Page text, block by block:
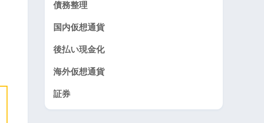
債務整理
国内仮想通貨
後払い現金化
海外仮想通貨
証券